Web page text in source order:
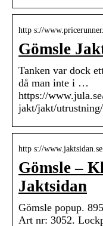
http s://
Gömsle
Tanken var dock
då man inte i …
https://
jakt/jakt/
http s://
Gömsle –
Jaktsidan
Gömsle popup.
Art nr: 3052.